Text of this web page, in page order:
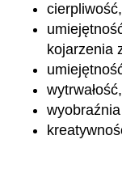
cierpliwość,
kojarzenia
wytrwałość,